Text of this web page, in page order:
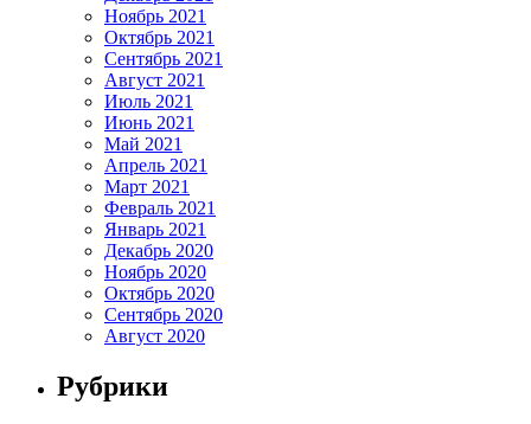
Ноябрь 2021
Октябрь 2021
Сентябрь 2021
Август 2021
Июль 2021
Июнь 2021
Май 2021
Апрель 2021
Март 2021
Февраль 2021
Январь 2021
Декабрь 2020
Ноябрь 2020
Октябрь 2020
Сентябрь 2020
Август 2020
Рубрики